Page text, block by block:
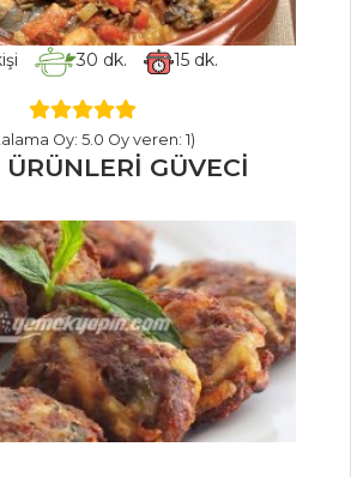
30 dk. 15dk.
Oy: 5.0 Oy veren: 1)
GÜVECİ